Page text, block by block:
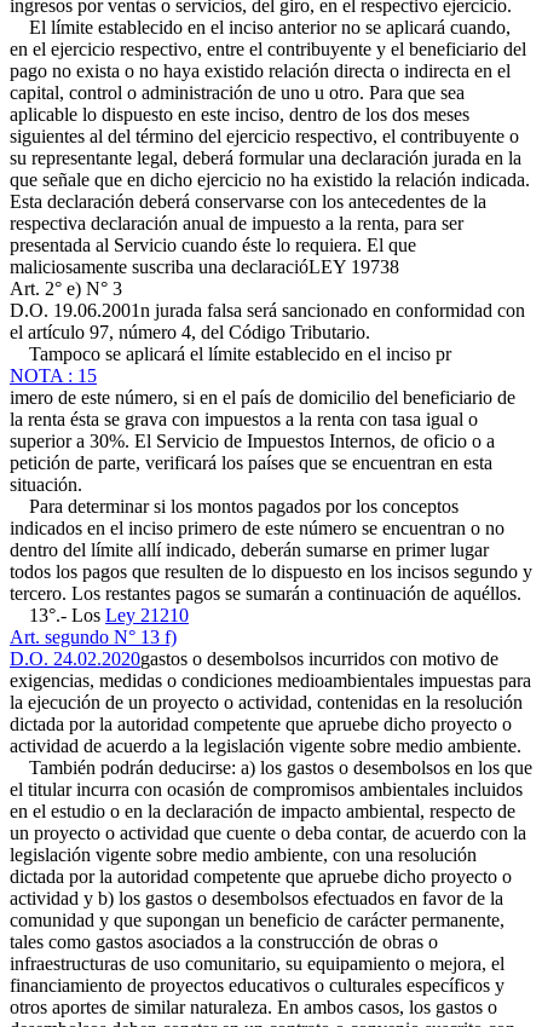
ingresos por ventas o servicios, del giro, en el respectivo ejercicio.
El límite establecido en el inciso anterior no se aplicará cuando,
en el ejercicio respectivo, entre el contribuyente y el beneficiario del
pago no exista o no haya existido relación directa o indirecta en el
capital, control o administración de uno u otro. Para que sea
aplicable lo dispuesto en este inciso, dentro de los dos meses
siguientes al del término del ejercicio respectivo, el contribuyente o
su representante legal, deberá formular una declaración jurada en la
que señale que en dicho ejercicio no ha existido la relación indicada.
Esta declaración deberá conservarse con los antecedentes de la
respectiva declaración anual de impuesto a la renta, para ser
presentada al Servicio cuando éste lo requiera. El que
maliciosamente suscriba una declaracióLEY 19738
Art. 2° e) N° 3
D.O. 19.06.2001n jurada falsa será sancionado en conformidad con
el artículo 97, número 4, del Código Tributario.
Tampoco se aplicará el límite establecido en el inciso pr
NOTA : 15
imero de este número, si en el país de domicilio del beneficiario de
la renta ésta se grava con impuestos a la renta con tasa igual o
superior a 30%. El Servicio de Impuestos Internos, de oficio o a
petición de parte, verificará los países que se encuentran en esta
situación.
Para determinar si los montos pagados por los conceptos
indicados en el inciso primero de este número se encuentran o no
dentro del límite allí indicado, deberán sumarse en primer lugar
todos los pagos que resulten de lo dispuesto en los incisos segundo y
tercero. Los restantes pagos se sumarán a continuación de aquéllos.
13°.- Los Ley 21210
Art. segundo N° 13 f)
D.O. 24.02.2020gastos o desembolsos incurridos con motivo de
exigencias, medidas o condiciones medioambientales impuestas para
la ejecución de un proyecto o actividad, contenidas en la resolución
dictada por la autoridad competente que apruebe dicho proyecto o
actividad de acuerdo a la legislación vigente sobre medio ambiente.
También podrán deducirse: a) los gastos o desembolsos en los que
el titular incurra con ocasión de compromisos ambientales incluidos
en el estudio o en la declaración de impacto ambiental, respecto de
un proyecto o actividad que cuente o deba contar, de acuerdo con la
legislación vigente sobre medio ambiente, con una resolución
dictada por la autoridad competente que apruebe dicho proyecto o
actividad y b) los gastos o desembolsos efectuados en favor de la
comunidad y que supongan un beneficio de carácter permanente,
tales como gastos asociados a la construcción de obras o
infraestructuras de uso comunitario, su equipamiento o mejora, el
financiamiento de proyectos educativos o culturales específicos y
otros aportes de similar naturaleza. En ambos casos, los gastos o